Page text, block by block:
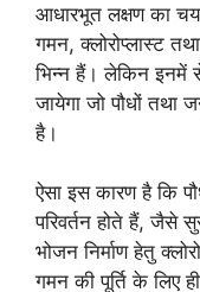
आधारभूत लक्षण का
गमन, क्लोरोप्लास्ट
भिन्न हैं। लेकिन इनमें
जायेगा जो पौधों
है।
ऐसा इस कारण है कि
परिवर्तन होते हैं, जैसे
भोजन निर्माण हेतु
गमन की पूर्ति के लिए